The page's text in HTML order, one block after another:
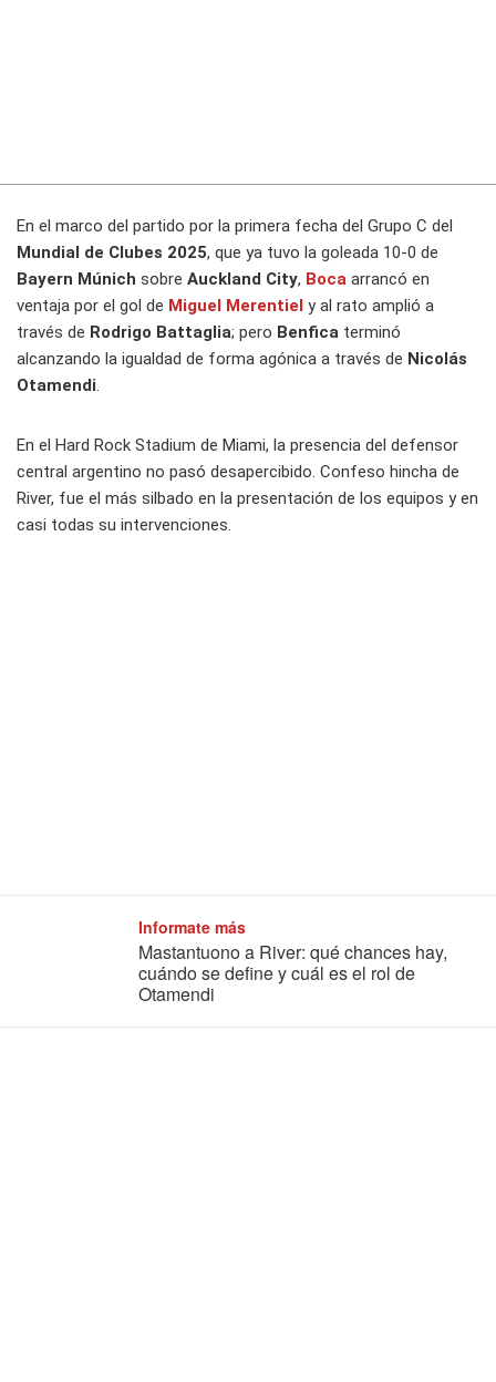
En el marco del partido por la primera fecha del Grupo C del
Mundial de Clubes 2025, que ya tuvo la goleada 10-0 de
Bayern Múnich sobre Auckland City, Boca arrancó en
ventaja por el gol de Miguel Merentiel y al rato amplió a
través de Rodrigo Battaglia; pero Benfica terminó
alcanzando la igualdad de forma agónica a través de Nicolás
Otamendi.
En el Hard Rock Stadium de Miami, la presencia del defensor
central argentino no pasó desapercibido. Confeso hincha de
River, fue el más silbado en la presentación de los equipos y en
casi todas su intervenciones.
Informate más
Mastantuono a River: qué chances hay,
cuándo se define y cuál es el rol de
Otamendi